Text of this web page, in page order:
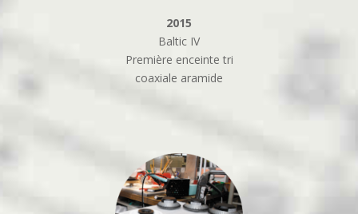
2015
Baltic IV
Première enceinte tri
coaxiale aramide